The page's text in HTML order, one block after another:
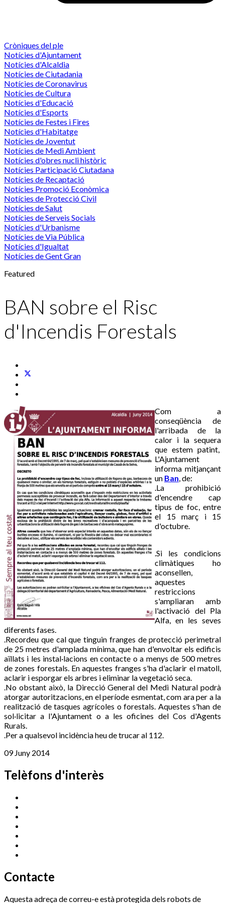
Cròniques del ple
Notícies d'Ajuntament
Notícies d'Alcaldia
Notícies de Ciutadania
Notícies de Coronavirus
Notícies de Cultura
Notícies d'Educació
Notícies d'Esports
Notícies de Festes i Fires
Notícies d'Habitatge
Notícies de Joventut
Notícies de Medi Ambient
Notícies d'obres nucli històric
Notícies Participació Ciutadana
Notícies de Recaptació
Notícies Promoció Econòmica
Notícies de Protecció Civil
Notícies de Salut
Notícies de Serveis Socials
Notícies d'Urbanisme
Notícies de Via Pública
Notícies d'Igualtat
Notícies de Gent Gran
Featured
BAN sobre el Risc
d'Incendis Forestals
Com a
conseqüència de
l'arribada de la
calor i la sequera
que estem patint,
L'Ajuntament
informa mitjançant
un Ban, de:
.La prohibició
d'encendre cap
tipus de foc, entre
el 15 març i 15
d'octubre.
.Si les condicions
climàtiques ho
aconsellen,
aquestes
restriccions
s'ampliaran amb
l'activació del Pla
Alfa, en les seves
diferents fases.
.Recordeu que cal que tinguin franges de protecció perimetral
de 25 metres d'amplada mínima, que han d'envoltar els edificis
aïllats i les instal·lacions en contacte o a menys de 500 metres
de zones forestals. En aquestes franges s'ha d'aclarir el matoll,
aclarir i esporgar els arbres i eliminar la vegetació seca.
.No obstant això, la Direcció General del Medi Natural podrà
atorgar autoritzacions, en el període esmentat, com ara per a la
realització de tasques agrícoles o forestals. Aquestes s'han de
sol·licitar a l'Ajuntament o a les oficines del Cos d'Agents
Rurals.
.Per a qualsevol incidència heu de trucar al 112.
09 Juny 2014
Telèfons d'interès
Contacte
Aquesta adreça de correu-e està protegida dels robots de